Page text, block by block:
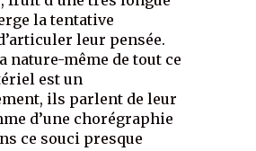
la tentative
leur pensée.
nature-même de tout ce
est un
ils parlent de leur
d’une chorégraphie
ce souci presque